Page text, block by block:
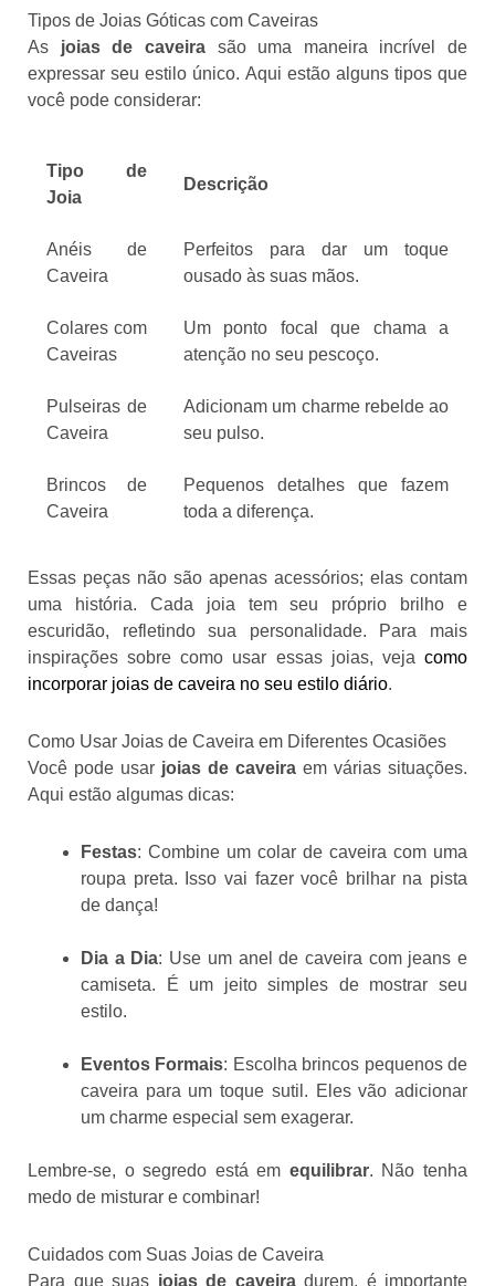
Tipos de Joias Góticas com Caveiras
As joias de caveirasão uma maneira incrível de
expressar seu estilo único. Aqui estão alguns tipos que
você pode considerar:
Tipo de
Joia
Descrição
Anéis de
Caveira
Perfeitos para dar um toque
ousado às suas mãos.
Colares com
Caveiras
Um ponto focal que chama a
atenção no seu pescoço.
Pulseiras de
Caveira
Adicionam um charme rebelde ao
seu pulso.
Brincos de
Caveira
Pequenos detalhes que fazem
toda a diferença.
Essas peças não são apenas acessórios; elas contam
uma história. Cada joia tem seu próprio brilho e
escuridão, refletindo sua personalidade. Para mais
inspirações sobre como usar essas joias, veja como
incorporar joias de caveira no seu estilo diário.
Como Usar Joias de Caveira em Diferentes Ocasiões
Você pode usar joias de caveira em várias situações.
Aqui estão algumas dicas:
Festas: Combine um colar de caveira com uma
roupa preta. Isso vai fazer você brilhar na pista
de dança!
Dia a Dia: Use um anel de caveira com jeans e
camiseta. É um jeito simples de mostrar seu
estilo.
Eventos Formais: Escolha brincos pequenos de
caveira para um toque sutil. Eles vão adicionar
um charme especial sem exagerar.
Lembre-se, o segredo está em equilibrar. Não tenha
medo de misturar e combinar!
Cuidados com Suas Joias de Caveira
Para que suas joias de caveiradurem, é importante